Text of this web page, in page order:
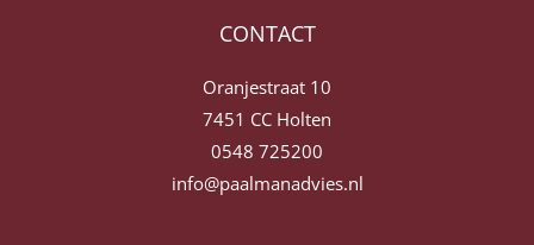
CONTACT
Oranjestraat 10
7451 CC Holten
0548 725200
info@paalmanadvies.nl